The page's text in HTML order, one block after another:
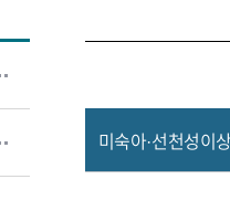
미숙아·선천성이